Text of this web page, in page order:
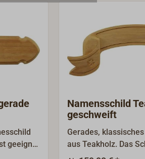
geeignet
Namensschild
geschweift
Gerades,
aus Teakholz. Das
zum Aufschrauben